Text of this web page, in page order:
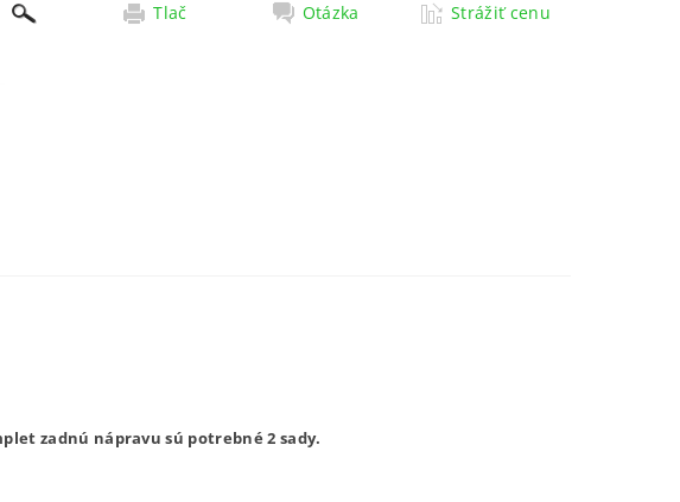
Tlač
Otázka Strážiť cenu
zadnú nápravu sú potrebné 2 sady.